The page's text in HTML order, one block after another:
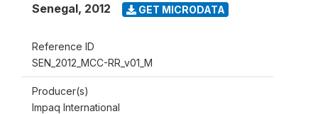
Senegal, 2012 GET MICRODATA
Reference ID
SEN_2012_MCC-RR_v01_M
Producer(s)
Impaq International